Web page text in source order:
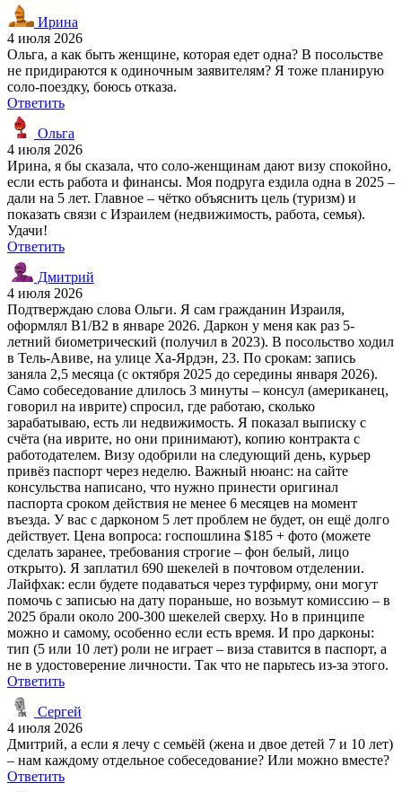
Ирина
4 июля 2026
Ольга, а как быть женщине, которая едет одна? В посольстве
не придираются к одиночным заявителям? Я тоже планирую
соло-поездку, боюсь отказа.
Ответить
Ольга
4 июля 2026
Ирина, я бы сказала, что соло-женщинам дают визу спокойно,
если есть работа и финансы. Моя подруга ездила одна в 2025 –
дали на 5 лет. Главное – чётко объяснить цель (туризм) и
показать связи с Израилем (недвижимость, работа, семья).
Удачи!
Ответить
Дмитрий
4 июля 2026
Подтверждаю слова Ольги. Я сам гражданин Израиля,
оформлял B1/B2 в январе 2026. Даркон у меня как раз 5-
летний биометрический (получил в 2023). В посольство ходил
в Тель-Авиве, на улице Ха-Ярдэн, 23. По срокам: запись
заняла 2,5 месяца (с октября 2025 до середины января 2026).
Само собеседование длилось 3 минуты – консул (американец,
говорил на иврите) спросил, где работаю, сколько
зарабатываю, есть ли недвижимость. Я показал выписку с
счёта (на иврите, но они принимают), копию контракта с
работодателем. Визу одобрили на следующий день, курьер
привёз паспорт через неделю. Важный нюанс: на сайте
консульства написано, что нужно принести оригинал
паспорта сроком действия не менее 6 месяцев на момент
въезда. У вас с дарконом 5 лет проблем не будет, он ещё долго
действует. Цена вопроса: госпошлина $185 + фото (можете
сделать заранее, требования строгие – фон белый, лицо
открыто). Я заплатил 690 шекелей в почтовом отделении.
Лайфхак: если будете подаваться через турфирму, они могут
помочь с записью на дату пораньше, но возьмут комиссию – в
2025 брали около 200-300 шекелей сверху. Но в принципе
можно и самому, особенно если есть время. И про дарконы:
тип (5 или 10 лет) роли не играет – виза ставится в паспорт, а
не в удостоверение личности. Так что не парьтесь из-за этого.
Ответить
Сергей
4 июля 2026
Дмитрий, а если я лечу с семьёй (жена и двое детей 7 и 10 лет)
– нам каждому отдельное собеседование? Или можно вместе?
Ответить